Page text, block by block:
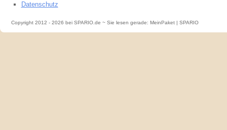
Datenschutz
Copyright 2012 - 2026 bei SPARIO.de ~ Sie lesen gerade: MeinPaket | SPARIO